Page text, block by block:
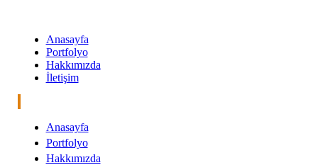
Anasayfa
Portfolyo
Hakkımızda
İletişim
Anasayfa
Portfolyo
Hakkımızda